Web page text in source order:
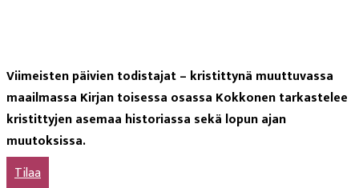
Viimeisten päivien todistajat – kristittynä muuttuvassa
maailmassa Kirjan toisessa osassa Kokkonen tarkastelee
kristittyjen asemaa historiassa sekä lopun ajan
muutoksissa.
Tilaa